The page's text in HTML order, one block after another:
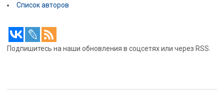
Список авторов
Подпишитесь на наши обновления в соцсетях или через RSS.